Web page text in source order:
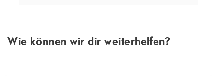
Wie können wir dir weiterhelfen?